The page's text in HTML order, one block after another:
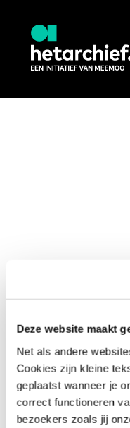
Deze website maakt
Net als andere
Cookies zijn kleine
geplaatst wanneer je
correct functioneren
bezoekers zoals jij